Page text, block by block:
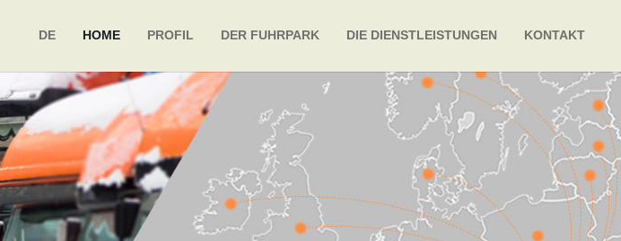
DE HOME PROFIL DER FUHRPARK DIE DIENSTLEISTUNGEN KONTAKT